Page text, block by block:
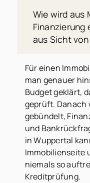
Wie wird aus
Finanzierung
aus Sicht
Für einen
man genauer
Budget geklärt,
geprüft. Danach
gebündelt,
und
in Wuppertal
Immobilienseite
niemals so
Kreditprüfung.